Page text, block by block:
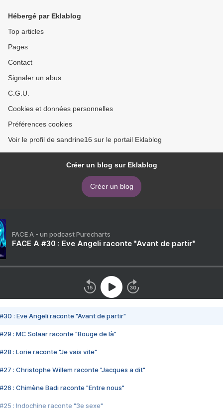
Hébergé par Eklablog
Top articles
Pages
Contact
Signaler un abus
C.G.U.
Cookies et données personnelles
Préférences cookies
Voir le profil de sandrine16 sur le portail Eklablog
Créer un blog sur Eklablog
Créer un blog
FACE A - un podcast Purecharts
FACE A #30 : Eve Angeli raconte "Avant de partir"
#30 : Eve Angeli raconte "Avant de partir"
#29 : MC Solaar raconte "Bouge de là"
#28 : Lorie raconte "Je vais vite"
#27 : Christophe Willem raconte "Jacques a dit"
#26 : Chimène Badi raconte "Entre nous"
#25 : Indochine raconte "3e sexe"